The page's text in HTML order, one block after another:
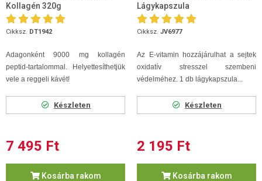
Kollagén 320g
Cikksz. DT1942
Adagonként 9000 mg kollagén
peptid-tartalommal. Helyettesíthetjük
vele a reggeli kávét!
Készleten
7 495 Ft
Kosárba rakom
Lágykapszula
Cikksz. JV6977
Az E-vitamin hozzájárulhat a sejtek
oxidatív stresszel szembeni
védelméhez. 1 db lágykapszula...
Készleten
2 195 Ft
Kosárba rakom